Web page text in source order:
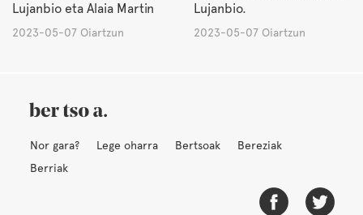
Lujanbio eta Alaia Martin
2023-05-07 Oiartzun
Lujanbio.
2023-05-07 Oiartzun
Nor gara? Lege oharra Bertsoak
Bereziak
Berriak